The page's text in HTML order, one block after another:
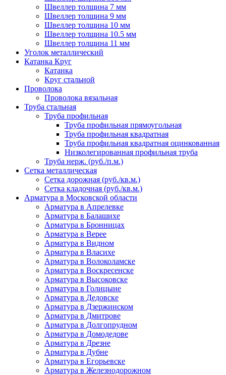
Швеллер толщина 7 мм
Швеллер толщина 9 мм
Швеллер толщина 10 мм
Швеллер толщина 10.5 мм
Швеллер толщина 11 мм
Уголок металлический
Катанка Круг
Катанка
Круг стальной
Проволока
Проволока вязальная
Труба стальная
Труба профильная
Труба профильная прямоугольная
Труба профильная квадратная
Труба профильная квадратная оцинкованная
Низколегированная профильная труба
Труба нерж. (руб./п.м.)
Сетка металлическая
Сетка дорожная (руб./кв.м.)
Сетка кладочная (руб./кв.м.)
Арматура в Московской области
Арматура в Апрелевке
Арматура в Балашихе
Арматура в Бронницах
Арматура в Верее
Арматура в Видном
Арматура в Власихе
Арматура в Волоколамске
Арматура в Воскресенске
Арматура в Высоковске
Арматура в Голицыне
Арматура в Дедовске
Арматура в Дзержинском
Арматура в Дмитрове
Арматура в Долгопрудном
Арматура в Домодедове
Арматура в Дрезне
Арматура в Дубне
Арматура в Егорьевске
Арматура в Железнодорожном